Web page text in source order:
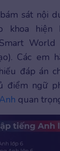
sát nội
khoa hiện
Các em
đáp án
điểm ngữ
quan